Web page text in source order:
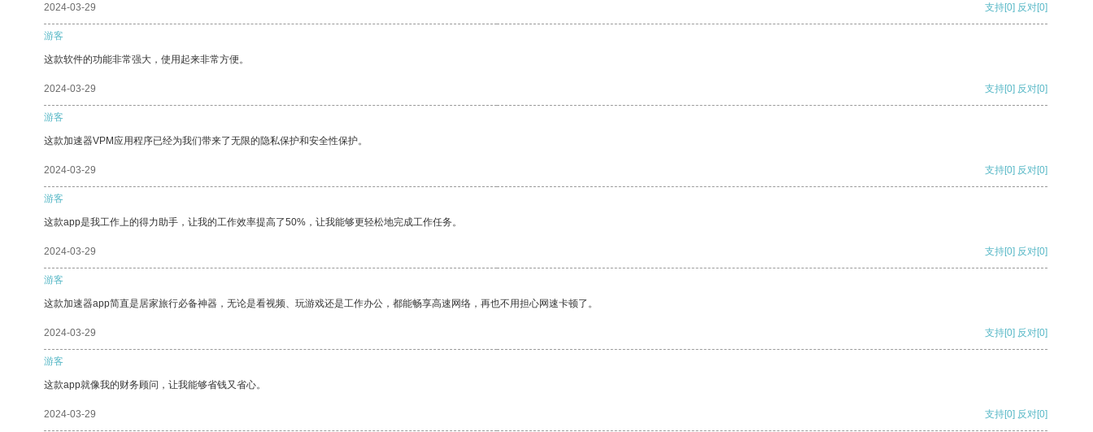
2024-03-29 支持[0] 反对[0]
游客
这款软件的功能非常强大，使用起来非常方便。
2024-03-29 支持[0] 反对[0]
游客
这款加速器VPM应用程序已经为我们带来了无限的隐私保护和安全性保护。
2024-03-29 支持[0] 反对[0]
游客
这款app是我工作上的得力助手，让我的工作效率提高了50%，让我能够更轻松地完成工作任务。
2024-03-29 支持[0] 反对[0]
游客
这款加速器app简直是居家旅行必备神器，无论是看视频、玩游戏还是工作办公，都能畅享高速网络，再也不用担心网速卡顿了。
2024-03-29 支持[0] 反对[0]
游客
这款app就像我的财务顾问，让我能够省钱又省心。
2024-03-29 支持[0] 反对[0]